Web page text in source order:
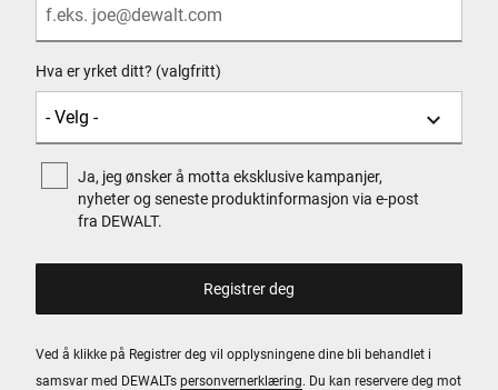
Hva er yrket ditt? (valgfritt)
Ja, jeg ønsker å motta eksklusive kampanjer,
nyheter og seneste produktinformasjon via e-post
fra DEWALT.
Ved å klikke på Registrer deg vil opplysningene dine bli behandlet i
samsvar med DEWALTs personvernerklæring. Du kan reservere deg mot